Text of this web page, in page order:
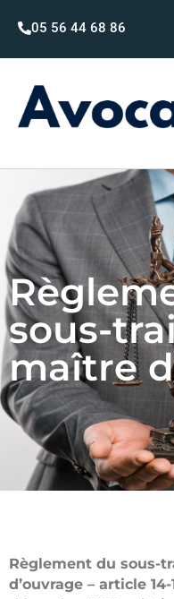
05 56 44 68 86
sous-
maître
Règlement du sous-
d’ouvrage – article